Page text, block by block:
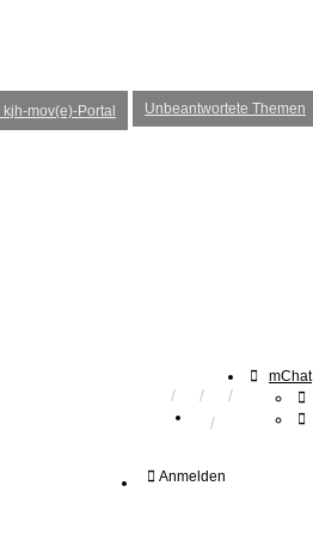
mChat
mov(e)-Portal Unbeantwortete Themen
Anmelden